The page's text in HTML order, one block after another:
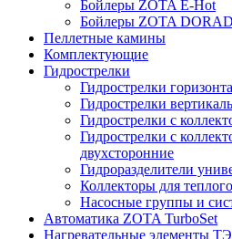
Бойлеры ZOTA E-Hot
Бойлеры ZOTA
Пеллетные камины
Комплектующие
Гидрострелки
Гидрострелки
Гидрострелки
Гидрострелки с
Гидрострелки с
двухсторонние
Гидроразделители
Коллекторы для
Насосные группы и
Автоматика ZOTA TurboSet
Нагревательные элементы